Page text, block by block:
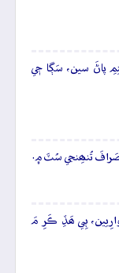
پاڻَ سين، سَڳا جٖي
صَرافَ تُنھِنجي سُٽَ ۾.
وارِيين، ٻِي ھَڏِ ڪَرِ مَ